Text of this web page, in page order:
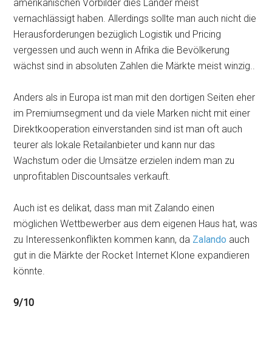
amerikanischen Vorbilder dies Länder meist
vernachlässigt haben. Allerdings sollte man auch nicht die
Herausforderungen bezüglich Logistik und Pricing
vergessen und auch wenn in Afrika die Bevölkerung
wächst sind in absoluten Zahlen die Märkte meist winzig..
Anders als in Europa ist man mit den dortigen Seiten eher
im Premiumsegment und da viele Marken nicht mit einer
Direktkooperation einverstanden sind ist man oft auch
teurer als lokale Retailanbieter und kann nur das
Wachstum oder die Umsätze erzielen indem man zu
unprofitablen Discountsales verkauft.
Auch ist es delikat, dass man mit Zalando einen
möglichen Wettbewerber aus dem eigenen Haus hat, was
zu Interessenkonflikten kommen kann, da Zalando auch
gut in die Märkte der Rocket Internet Klone expandieren
könnte.
9/10